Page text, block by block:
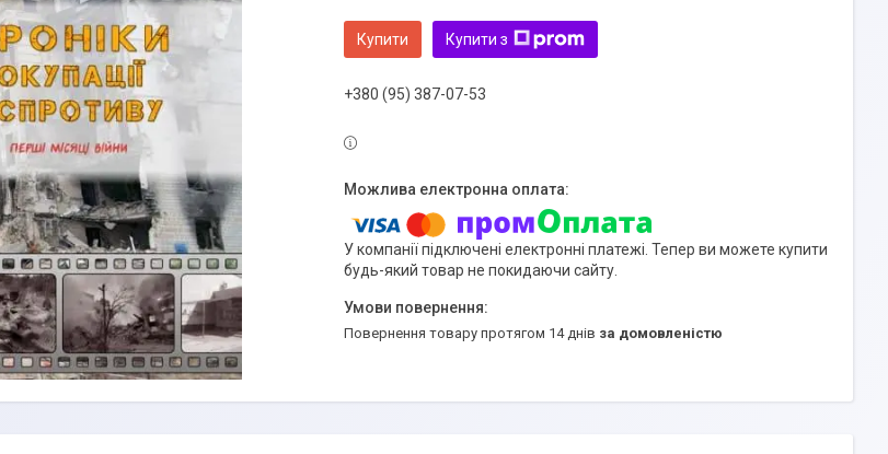
Купити Купити з
+380 (95) 387-07-53
У компанії підключені електронні платежі. Тепер ви можете купити
будь-який товар не покидаючи сайту.
повернення товару протягом 14 днів за домовленістю